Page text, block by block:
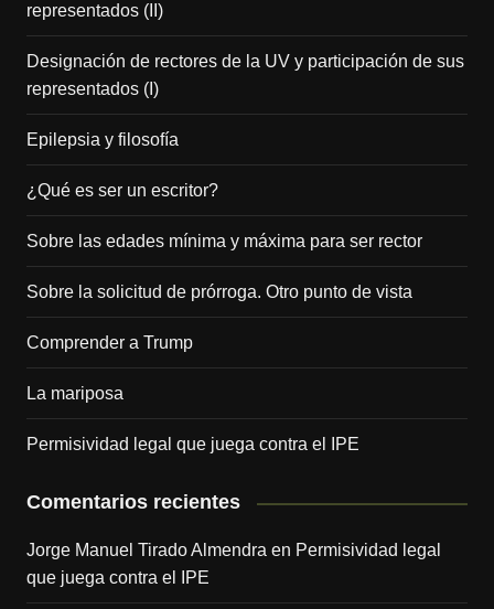
representados (II)
Designación de rectores de la UV y participación de sus
representados (I)
Epilepsia y filosofía
¿Qué es ser un escritor?
Sobre las edades mínima y máxima para ser rector
Sobre la solicitud de prórroga. Otro punto de vista
Comprender a Trump
La mariposa
Permisividad legal que juega contra el IPE
Comentarios recientes
Jorge Manuel Tirado Almendra en Permisividad legal
que juega contra el IPE